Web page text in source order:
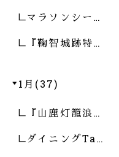
マラソンシー…
『鞠智城跡特…
1月(37)
『山鹿灯籠浪…
ダイニングTa…